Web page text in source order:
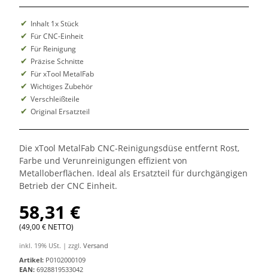
Inhalt 1x Stück
Für CNC-Einheit
Für Reinigung
Präzise Schnitte
Für xTool MetalFab
Wichtiges Zubehör
Verschleißteile
Original Ersatzteil
Die xTool MetalFab CNC-Reinigungsdüse entfernt Rost,
Farbe und Verunreinigungen effizient von
Metalloberflächen. Ideal als Ersatzteil für durchgängigen
Betrieb der CNC Einheit.
58,31 €
(49,00 € NETTO)
inkl. 19% USt. | zzgl. Versand
Artikel: P0102000109
EAN: 6928819533042